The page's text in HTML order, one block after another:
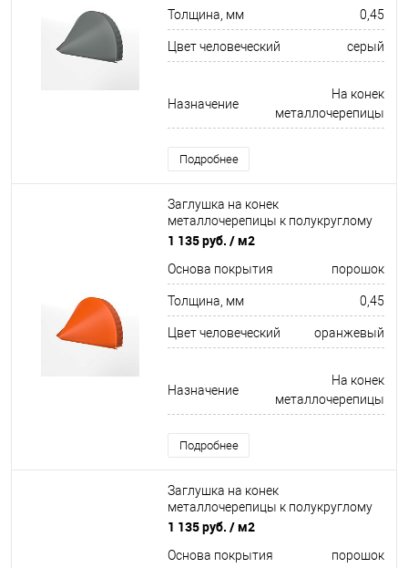
Толщина, мм 0,45
Цвет человеческий серый
Назначение
На конек
металлочерепицы
Подробнее
Заглушка на конек
металлочерепицы к полукруглому
коньку конусная для кровли
покрытием 0,45x301мм RAL 2004
1 135 руб. / м2
Основа покрытия порошок
Толщина, мм 0,45
Цвет человеческий оранжевый
Назначение
На конек
металлочерепицы
Подробнее
Заглушка на конек
металлочерепицы к полукруглому
коньку торцевая для кровли
покрытием 0,45x220мм RAL 3009
1 135 руб. / м2
Основа покрытия порошок